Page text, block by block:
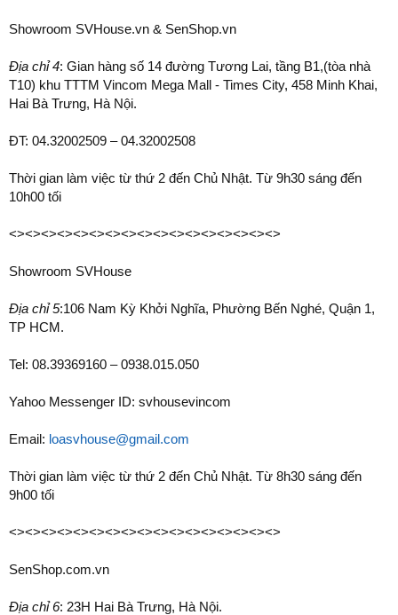
Showroom SVHouse.vn & SenShop.vn
Địa chỉ 4: Gian hàng số 14 đường Tương Lai, tầng B1,(tòa nhà
T10) khu TTTM Vincom Mega Mall - Times City, 458 Minh Khai,
Hai Bà Trưng, Hà Nội.
ĐT: 04.32002509 – 04.32002508
Thời gian làm việc từ thứ 2 đến Chủ Nhật. Từ 9h30 sáng đến
10h00 tối
<><><><><><><><><><><><><><><><><>
Showroom SVHouse
Địa chỉ 5:106 Nam Kỳ Khởi Nghĩa, Phường Bến Nghé, Quận 1,
TP HCM.
Tel: 08.39369160 – 0938.015.050
Yahoo Messenger ID: svhousevincom
Email: loasvhouse@gmail.com
Thời gian làm việc từ thứ 2 đến Chủ Nhật. Từ 8h30 sáng đến
9h00 tối
<><><><><><><><><><><><><><><><><>
SenShop.com.vn
Địa chỉ 6: 23H Hai Bà Trưng, Hà Nội.